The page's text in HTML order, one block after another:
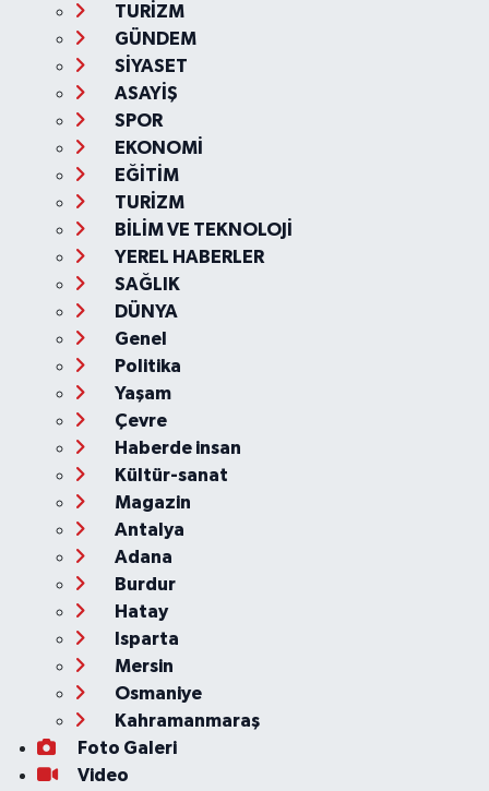
TURİZM
GÜNDEM
SİYASET
ASAYİŞ
SPOR
EKONOMİ
EĞİTİM
TURİZM
BİLİM VE TEKNOLOJİ
YEREL HABERLER
SAĞLIK
DÜNYA
Genel
Politika
Yaşam
Çevre
Haberde insan
Kültür-sanat
Magazin
Antalya
Adana
Burdur
Hatay
Isparta
Mersin
Osmaniye
Kahramanmaraş
Foto Galeri
Video